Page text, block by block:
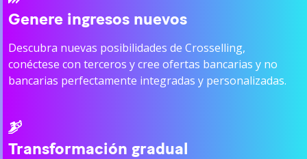
Genere ingresos nuevos
Descubra nuevas posibilidades de Crosselling,
conéctese con terceros y cree ofertas bancarias y no
bancarias perfectamente integradas y personalizadas.
Transformación gradual